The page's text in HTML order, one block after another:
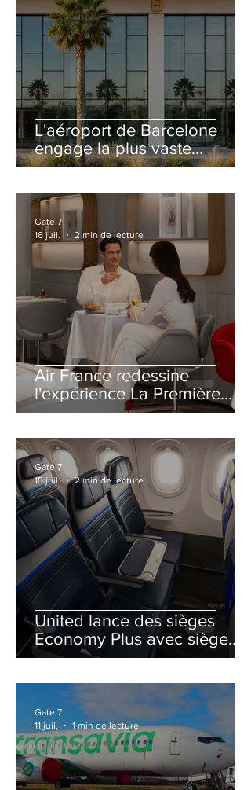
L'aéroport de Barcelone
engage la plus vaste
rénovation de son Terminal
Air France redessine
l'expérience La Première
avec un salon entièrement
Gate 7
16 juil.
2 min de lecture
United lance des sièges
Economy Plus avec siège
central neutralisé
Gate 7
15 juil.
2 min de lecture
Gate 7
11 juil.
1 min de lecture